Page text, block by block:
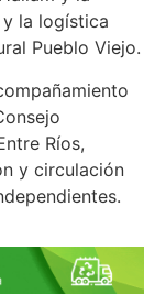
la logística
Pueblo Viejo.
Ríos,
y circulación